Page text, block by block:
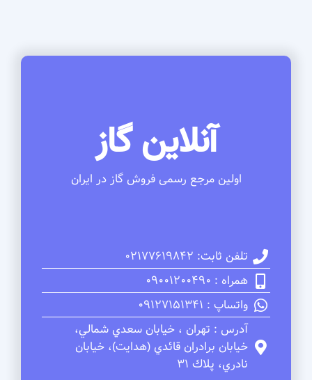
آنلاین گاز
اولین مرجع رسمی فروش گاز در ایران
تلفن ثابت: 02177619842
همراه : 09001200490
واتساپ : 09127151341
آدرس : تهران ، خيابان سعدي شمالي،
خيابان برادران قائدي (هدايت)، خيابان
نادري، پلاك 31